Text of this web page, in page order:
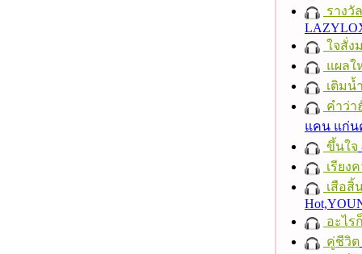
รางวั
ใจสั่ง
แผลใ
เติมน้
คำว่า
แคน แก่
ขึ้นใจ
เรียง
เสือสิ้
อะไร
คู่ชีวิต